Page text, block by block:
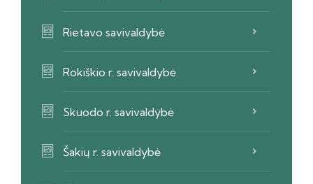
Rietavo savivaldybė
Rokiškio r. savivaldybė
Skuodo r. savivaldybė
Šakių r. savivaldybė